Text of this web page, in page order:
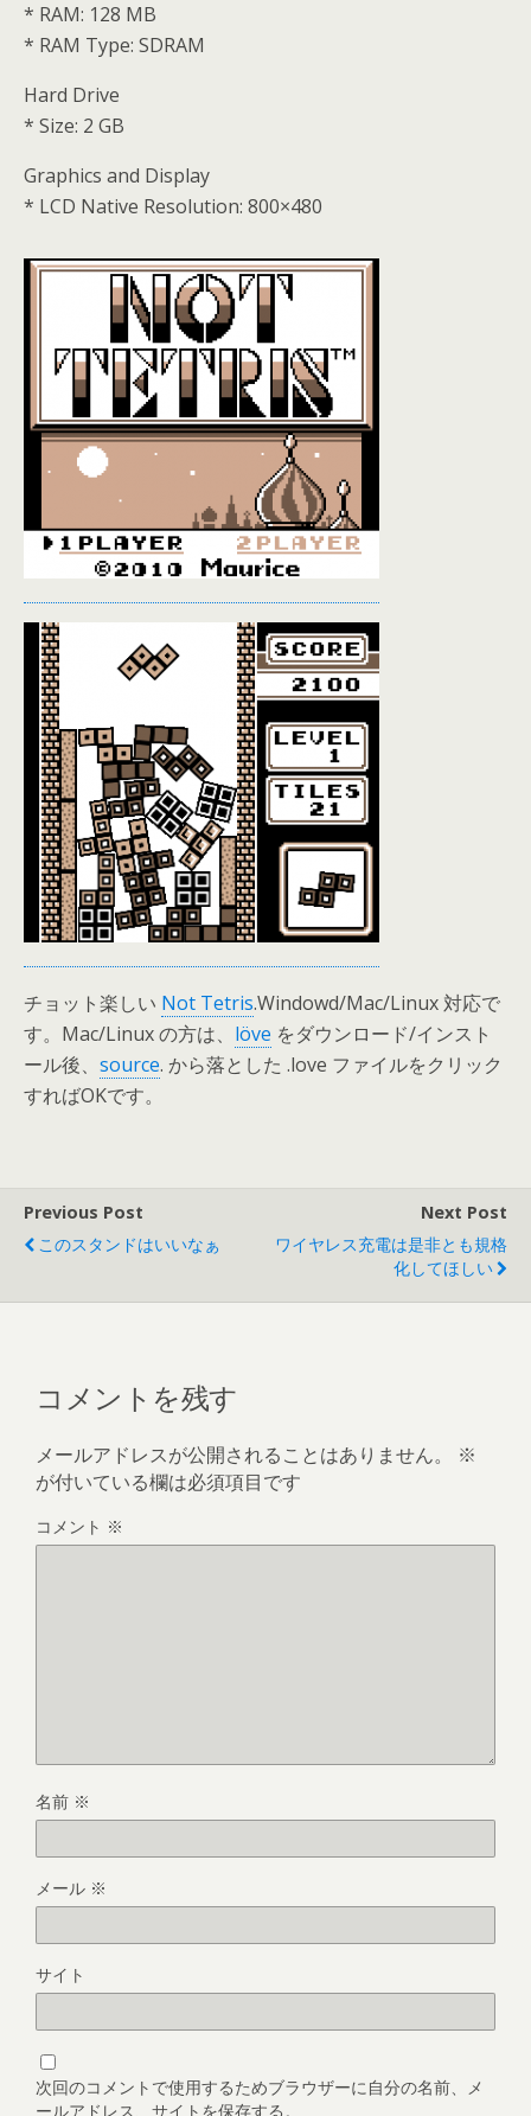
* RAM: 128 MB
* RAM Type: SDRAM
Hard Drive
* Size: 2 GB
Graphics and Display
* LCD Native Resolution: 800×480
チョット楽しい Not Tetris.Windowd/Mac/Linux 対応で
す。Mac/Linux の方は、 löve をダウンロード/インスト
ール後、 source. から落とした .love ファイルをクリック
すればOKです。
Previous Post
このスタンドはいいなぁ
Next Post
ワイヤレス充電は是非とも規格
化してほしい
コメントを残す
メールアドレスが公開されることはありません。
※
が付いている欄は必須項目です
コメント ※
名前 ※
メール ※
サイト
次回のコメントで使用するためブラウザーに自分の名前、メ
ールアドレス、サイトを保存する。